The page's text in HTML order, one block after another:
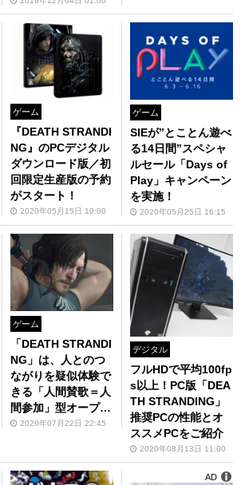
ゲーム
『DEATH STRANDI
NG』のPCデジタル
ダウンロード版／初
回限定⽣産版の予約
がスタート！
2020年05月15日 10:00
ゲーム
SIEが”とことん遊べ
る14日間”スペシャ
ルセール「Days of
Play」キャンペーン
を実施！
2020年05月25日 16:15
ゲーム
「DEATH STRANDI
NG」は、人とのつ
ながりを疑似体験で
きる「人間賛歌＝人
間参加」型オープン
ワールドゲームの傑
2020年07月22日 22:45
デジタル
フルHDで平均100fp
s以上！PC版「DEA
TH STRANDING」
推奨PCの性能とオ
ススメPCをご紹介
2020年08月13日 11:00
AD